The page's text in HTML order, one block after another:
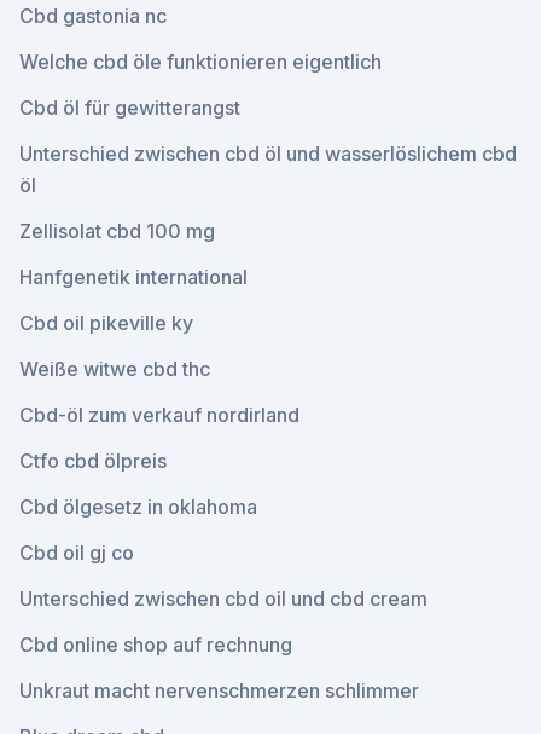
Cbd gastonia nc
Welche cbd öle funktionieren eigentlich
Cbd öl für gewitterangst
Unterschied zwischen cbd öl und wasserlöslichem cbd
öl
Zellisolat cbd 100 mg
Hanfgenetik international
Cbd oil pikeville ky
Weiße witwe cbd thc
Cbd-öl zum verkauf nordirland
Ctfo cbd ölpreis
Cbd ölgesetz in oklahoma
Cbd oil gj co
Unterschied zwischen cbd oil und cbd cream
Cbd online shop auf rechnung
Unkraut macht nervenschmerzen schlimmer